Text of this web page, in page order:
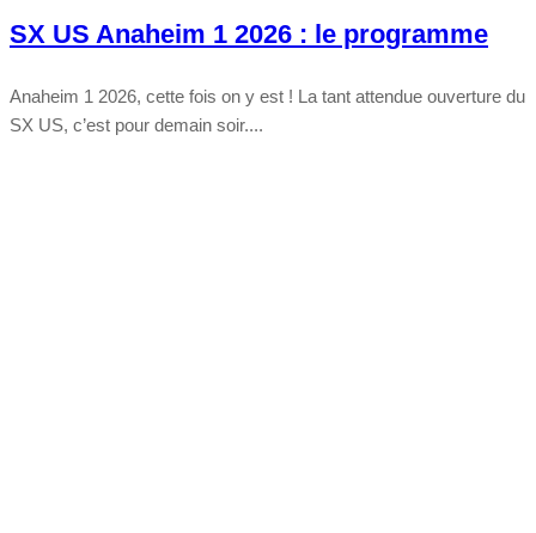
SX US Anaheim 1 2026 : le programme
Anaheim 1 2026, cette fois on y est ! La tant attendue ouverture du
SX US, c’est pour demain soir....